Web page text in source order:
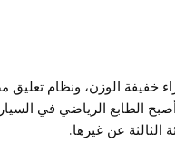
خفيفة الوزن، ونظام
الطابع الرياضي في
الثالثة عن غيرها.